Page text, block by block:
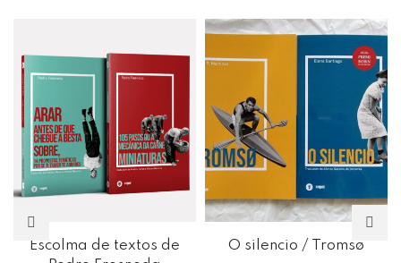
Escolma de textos de
O silencio / Tromsø